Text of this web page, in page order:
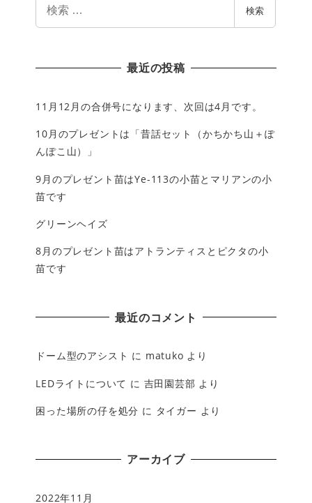
検索
最近の投稿
11月12月の合併号になります、次回は4月です。
10月のプレゼントは「昔話セット（かちかち山＋ぽ
んぽこ山）」
9月のプレゼント苗はYe-113の小苗とマリアンの小
苗です
グリーンヘイズ
8月のプレゼント苗はアトランティスとピクタの小
苗です
最近のコメント
ドーム型のアシスト に matuko より
LEDライトについて に 吉田園芸部 より
困った場所の仔を処分 に タイガー より
アーカイブ
2022年11月